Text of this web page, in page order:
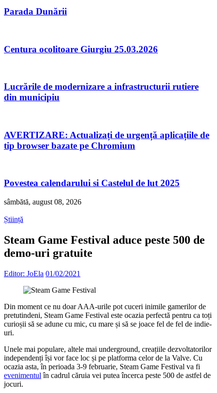
Parada Dunării
Centura ocolitoare Giurgiu 25.03.2026
Lucrările de modernizare a infrastructurii rutiere
din municipiu
AVERTIZARE: Actualizați de urgență aplicațiile de
tip browser bazate pe Chromium
Povestea calendarului si Castelul de lut 2025
sâmbătă, august 08, 2026
Știință
Steam Game Festival aduce peste 500 de
demo-uri gratuite
Editor: JoEla 01/02/2021
Din moment ce nu doar AAA-urile pot cuceri inimile gamerilor de
pretutindeni, Steam Game Festival este ocazia perfectă pentru ca toți
curioșii să se adune cu mic, cu mare și să se joace fel de fel de indie-
uri.
Unele mai populare, altele mai underground, creațiile dezvoltatorilor
independenți își vor face loc și pe platforma celor de la Valve. Cu
ocazia asta, în perioada 3-9 februarie, Steam Game Festival va fi
evenimentul în cadrul căruia vei putea încerca peste 500 de astfel de
jocuri.